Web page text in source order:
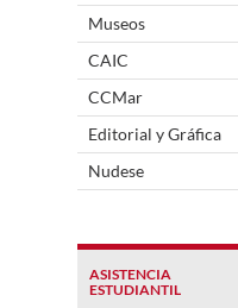
Museos
CAIC
CCMar
Editorial y Gráfica
Nudese
ASISTENCIA
ESTUDIANTIL